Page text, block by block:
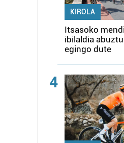
KIROLA
Itsasoko
ibilaldia
egingo dute
4